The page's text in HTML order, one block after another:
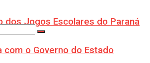
dos Jogos Escolares do Paraná
com o Governo do Estado